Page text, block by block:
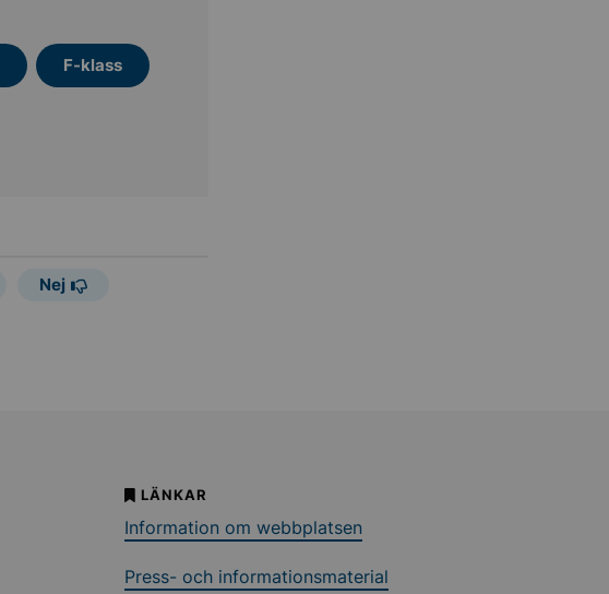
F-klass
Nej
LÄNKAR
Information om webbplatsen
Press- och informationsmaterial